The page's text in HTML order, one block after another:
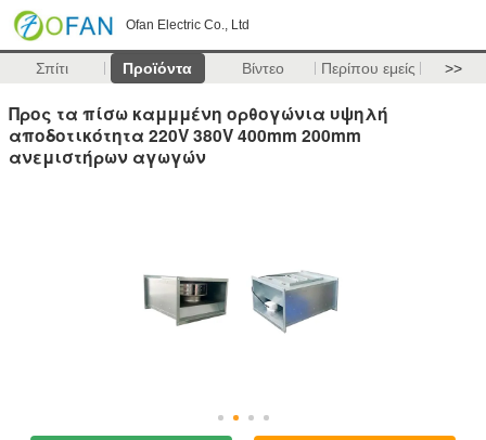
Ofan Electric Co., Ltd
Σπίτι Προϊόντα Βίντεο Περίπου εμείς >>
Προς τα πίσω καμμμένη ορθογώνια υψηλή
αποδοτικότητα 220V 380V 400mm 200mm
ανεμιστήρων αγωγών